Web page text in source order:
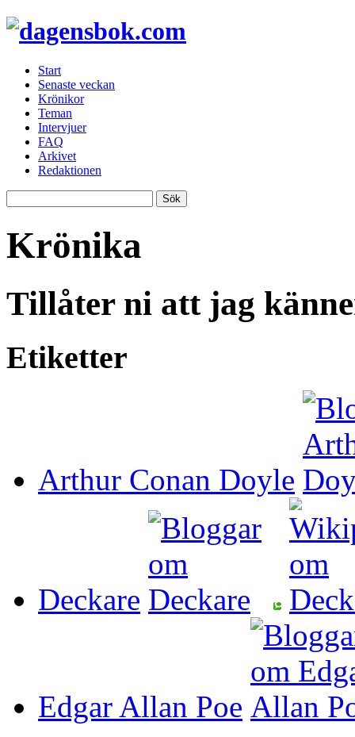
Start
Senaste veckan
Krönikor
Teman
Intervjuer
FAQ
Arkivet
Redaktionen
Krönika
Tillåter ni att jag
Etiketter
Arthur Conan Doyle
Deckare
Edgar Allan Poe